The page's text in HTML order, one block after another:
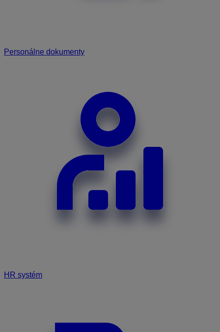
Personálne dokumenty
HR systém